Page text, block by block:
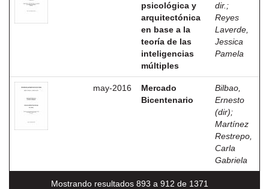
psicológica y
arquitectónica
en base a la
teoría de las
inteligencias
múltiples
dir. ;
Reyes
Laverde,
Jessica
Pamela
may-2016
Mercado
Bicentenario
Bilbao,
Ernesto
(dir);
Martínez
Restrepo,
Carla
Gabriela
Mostrando resultados 893 a 912 de 1371